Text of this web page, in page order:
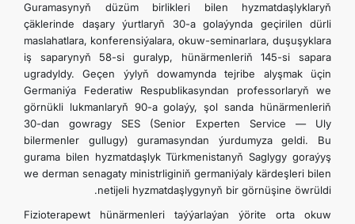
Guramasynyň düzüm birlikleri bilen hyzmatdaşlyklaryň
çäklerinde daşary ýurtlaryň 30-a golaýynda geçirilen dürli
maslahatlara, konferensiýalara, okuw-seminarlara, duşuşyklara
iş saparynyň 58-si guralyp, hünärmenleriň 145-si sapara
ugradyldy. Geçen ýylyň dowamynda tejribe alyşmak üçin
Germaniýa Federatiw Respublikasyndan professorlaryň we
görnükli lukmanlaryň 90-a golaýy, şol sanda hünärmenleriň
30-dan gowragy SES (Senior Experten Service — Uly
bilermenler gullugy) guramasyndan ýurdumyza geldi. Bu
gurama bilen hyzmatdaşlyk Türkmenistanyň Saglygy goraýyş
we derman senagaty ministrliginiň germaniýaly kärdeşleri bilen
netijeli hyzmatdaşlygynyň bir görnüşine öwrüldi.
Fizioterapewt hünärmenleri taýýarlaýan ýörite orta okuw